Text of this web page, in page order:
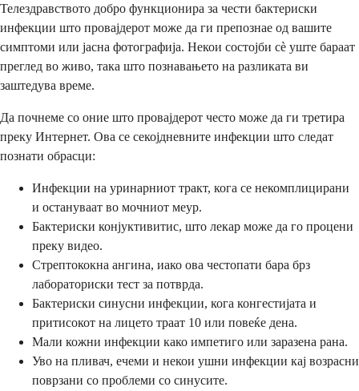
Телездравството добро функционира за чести бактериски
инфекции што провајдерот може да ги препознае од вашите
симптоми или јасна фотографија. Некои состојби сè уште бараат
преглед во живо, така што познавањето на разликата ви
заштедува време.
Да почнеме со оние што провајдерот често може да ги третира
преку Интернет. Ова се секојдневните инфекции што следат
познати обрасци:
Инфекции на уринарниот тракт, кога се некомплицирани
и остануваат во мочниот меур.
Бактериски конјуктивитис, што лекар може да го процени
преку видео.
Стрептококна ангина, иако ова честопати бара брз
лабораториски тест за потврда.
Бактериски синусни инфекции, кога конгестијата и
притисокот на лицето траат 10 или повеќе дена.
Мали кожни инфекции како импетиго или заразена рана.
Уво на пливач, ечеми и некои ушни инфекции кај возрасни
поврзани со проблеми со синусите.